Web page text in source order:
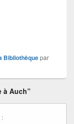
Bibliothèquepar
à Auch”
: